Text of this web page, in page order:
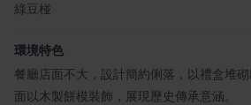
綠豆椪
環境特色
餐廳店面不大，設計簡約俐落，以禮盒堆
面以木製餅模裝飾，展現歷史傳承意涵。